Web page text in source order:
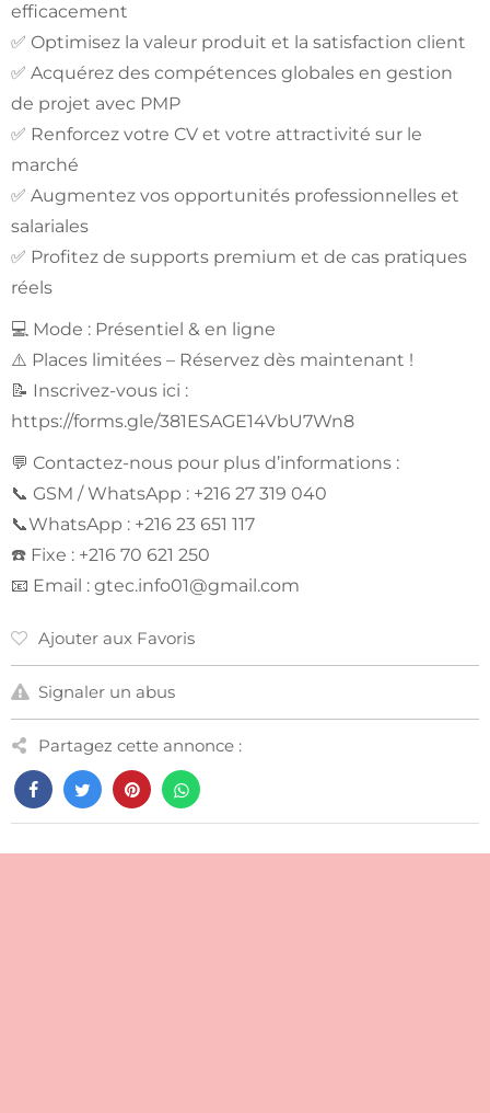
efficacement
✅ Optimisez la valeur produit et la satisfaction client
✅ Acquérez des compétences globales en gestion
de projet avec PMP
✅ Renforcez votre CV et votre attractivité sur le
marché
✅ Augmentez vos opportunités professionnelles et
salariales
✅ Profitez de supports premium et de cas pratiques
réels
💻 Mode : Présentiel & en ligne
⚠️ Places limitées – Réservez dès maintenant !
📝 Inscrivez-vous ici :
https://forms.gle/381ESAGE14VbU7Wn8
💬 Contactez-nous pour plus d’informations :
📞 GSM / WhatsApp : +216 27 319 040
📞WhatsApp : +216 23 651 117
☎️ Fixe : +216 70 621 250
📧 Email : gtec.info01@gmail.com
Ajouter aux Favoris
Signaler un abus
Partagez cette annonce :